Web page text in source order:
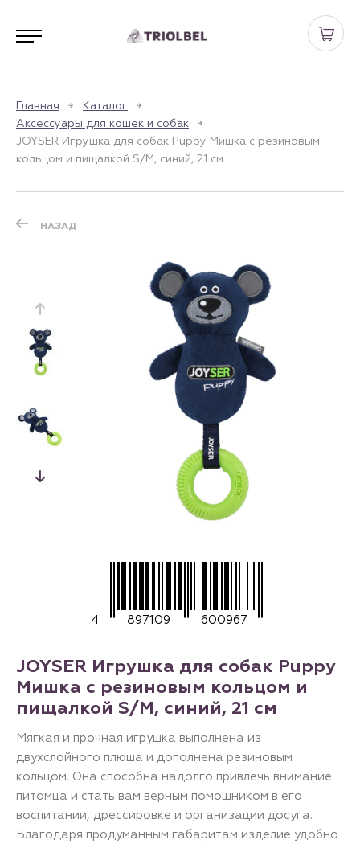
Главная
Каталог
Аксессуары для кошек и собак
JOYSER Игрушка для собак Puppy Мишка с резиновым
кольцом и пищалкой S/M, синий, 21 см
НАЗАД
4 897109 600967
JOYSER Игрушка для собак Puppy
Мишка с резиновым кольцом и
пищалкой S/M, синий, 21 см
Мягкая и прочная игрушка выполнена из
двухслойного плюша и дополнена резиновым
кольцом. Она способна надолго привлечь внимание
питомца и стать вам верным помощником в его
воспитании, дрессировке и организации досуга.
Благодаря продуманным габаритам изделие удобно